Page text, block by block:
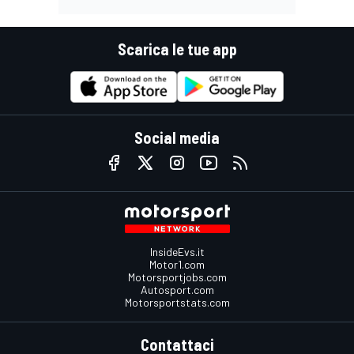
Scarica le tue app
Social media
InsideEvs.it
Motor1.com
Motorsportjobs.com
Autosport.com
Motorsportstats.com
Contattaci